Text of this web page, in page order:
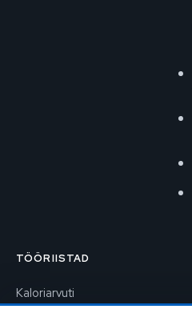
TÖÖRIISTAD
Kaloriarvuti